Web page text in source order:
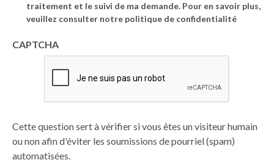
traitement et le suivi de ma demande. Pour en savoir plus,
veuillez consulter notre politique de confidentialité
CAPTCHA
Cette question sert à vérifier si vous êtes un visiteur humain
ou non afin d'éviter les soumissions de pourriel (spam)
automatisées.